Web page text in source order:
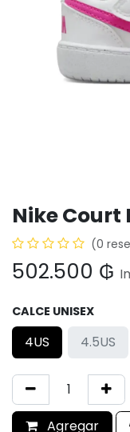
Nike Court
(0
502.500 ₲
CALCE UNISEX
4US 4.5US
Agregar